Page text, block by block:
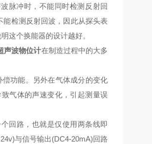
脉冲时，不能同时检测反射回
检测反射回波，因此从探头表
这个换能器的设计越好。
声波物位计在制造过程中的大多
偿功能。另外在气体成分的变化
气体的声速变化，引起测量误
回路，也就是仅使用两条线即
与信号输出(DC4-20mA)回路